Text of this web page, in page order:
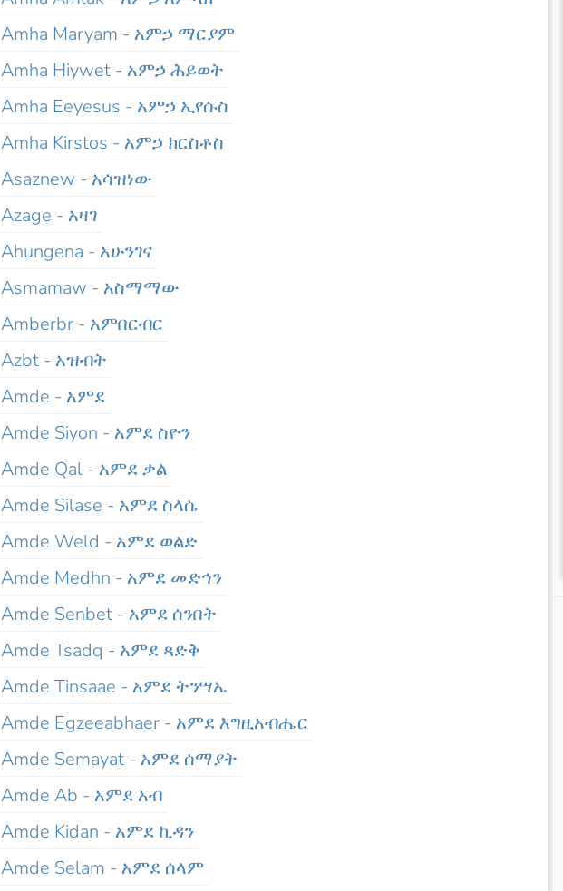
Amha Maryam - አምኃ ማርያም
Amha Hiywet - አምኃ ሕይወት
Amha Eeyesus - አምኃ ኢየሱስ
Amha Kirstos - አምኃ ክርስቶስ
Asaznew - አሳዝነው
Azage - አዛገ
Ahungena - አሁንገና
Asmamaw - አስማማው
Amberbr - አምበርብር
Azbt - አዝብት
Amde - አምደ
Amde Siyon - አምደ ስዮን
Amde Qal - አምደ ቃል
Amde Silase - አምደ ስላሴ
Amde Weld - አምደ ወልድ
Amde Medhn - አምደ መድኅን
Amde Senbet - አምደ ሰንበት
Amde Tsadq - አምደ ጻድቅ
Amde Tinsaae - አምደ ትንሣኤ
Amde Egzeeabhaer - አምደ እግዚአብሔር
Amde Semayat - አምደ ሰማያት
Amde Ab - አምደ አብ
Amde Kidan - አምደ ኪዳን
Amde Selam - አምደ ሰላም